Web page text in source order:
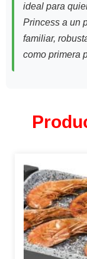
ideal para
Princess a un
familiar,
como primera